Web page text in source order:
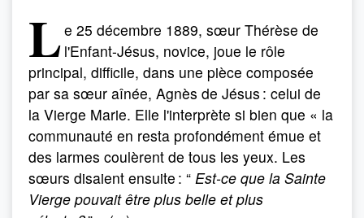
Le 25 décembre 1889, sœur Thérèse de
l'Enfant-Jésus, novice, joue le rôle
principal, difficile, dans une pièce composée
par sa sœur aînée, Agnès de Jésus : celui de
la Vierge Marie. Elle l'interprète si bien que « la
communauté en resta profondément émue et
des larmes coulèrent de tous les yeux. Les
sœurs disaient ensuite : “ Est-ce que la Sainte
Vierge pouvait être plus belle et plus